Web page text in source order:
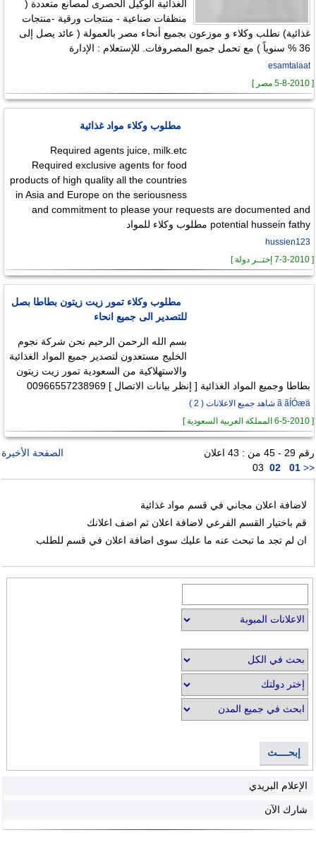
الغذائية الوكيل الحصرى لمصانع متعددة (
منظفات صناعية - منتجات ورقية -منتجات
غذائية) نطلب وكلاء و موزعون بجميع أنحاء مصر بالعمولة ( عائد يصل إلى
36 % سنوياً ) مع تحمل جميع المصروفات. للإستعلام : الإدارة
esamtalaat
[ 5-8-2010 مصر ]
مطلوب وكلاء مواد غذائية
Required agents juice, milk.etc
Required exclusive agents for food
products of high quality all the countries
in Asia and Europe on the seriousness
and commitment to please your requests are documented and
potential hussein fathy مطلوب وكلاء للمواد
hussien123
[ 7-3-2010 إختــر دولة ]
مطلوب وكلاء تمور زيت زيتون بطاطا بصل
للتصدير الى جميع انحاء
بسم الله الرحمن الرحيم نحن شركة نجوم
الخليج مستعدون لتصدير جميع المواد الغذائية
والاستهلاكية من السعودية تمور زيت زيتون
بطاطا وجميع المواد الغذائية [ إنظر بيانات الاتصال ] 00966557238969
ã ãÍÓæä شاهد جميع الاعلانات ( 2 )
[ 6-5-2010 المملكة العربية السعودية ]
رقم 29 - 45 من : 43 اعلان
الصفحة الأخيرة
<<
01
02
03
لاضافة اعلان مجاني في قسم مواد غذائية
قم باختيار القسم الفرعي لاضافة اعلان ثم اضف اعلانك
ان لم تجد ما تبحث عنه ما عليك سوى اضافة اعلان في قسم للطلب
إبحــــث
الإعلام البريدي
شارك الآن